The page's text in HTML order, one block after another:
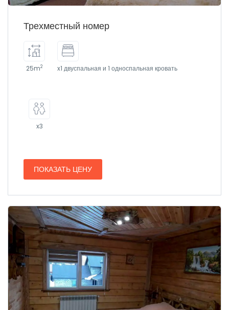
Трехместный номер
25m2 x1 двуспальная и 1 односпальная кровать
x3
ПОКАЗАТЬ ЦЕНУ